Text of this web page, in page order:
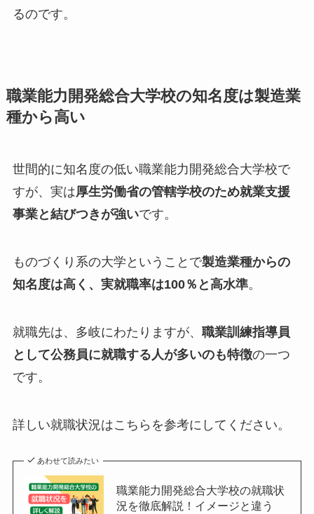
るのです。
職業能力開発総合大学校の知名度は製造業
種から高い
世間的に知名度の低い職業能力開発総合大学校で
すが、実は厚生労働省の管轄学校のため就業支援
事業と結びつきが強いです。
ものづくり系の大学ということで製造業種からの
知名度は高く、実就職率は100％と高水準。
就職先は、多岐にわたりますが、 職業訓練指導員
として公務員に就職する人が多いのも特徴の一つ
です。
詳しい就職状況はこちらを参考にしてください。
あわせて読みたい
職業能力開発総合大学校の就職状
況を徹底解説！イメージと違う